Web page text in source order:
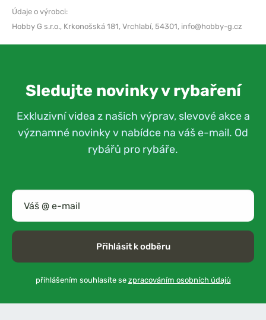
Údaje o výrobci:
Hobby G s.r.o., Krkonošská 181, Vrchlabí, 54301, info@hobby-g.cz
Sledujte novinky v rybaření
Exkluzivní videa z našich výprav, slevové akce a
významné novinky v nabídce na váš e-mail. Od
rybářů pro rybáře.
Přihlásit k odběru
přihlášením souhlasíte se zpracováním osobních údajů